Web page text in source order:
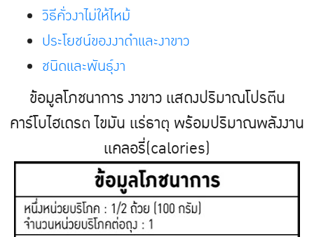
วิธีคั่วงาไม่ให้ไหม้
ประโยชน์ของงาดำเเละงาขาว
ชนิดเเละพันธุ์งา
ข้อมูลโภชนาการ งาขาว เเสดงปริมาณโปรตีน
คาร์โบไฮเดรต ไขมัน เเร่ธาตุ พร้อมปริมาณพลังงาน
เเคลอรี่(calories)